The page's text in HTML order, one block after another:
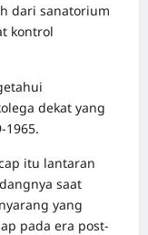
dari sanatorium
kontrol
dekat yang
1965.
itu lantaran
saat
yang
pada era post-